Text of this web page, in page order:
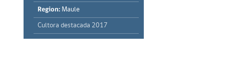
Region: Maule
Cultora destacada 2017